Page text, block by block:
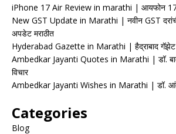
iPhone 17 Air Review in marathi | आयफोन 17
New GST Update in Marathi | नवीन GST
अपडेट मराठीत
Hyderabad Gazette in Marathi | हैद्राबाद गॅझेट
Ambedkar Jayanti Quotes in Marathi | डॉ.
विचार
Ambedkar Jayanti Wishes in Marathi | डॉ.
Categories
Blog